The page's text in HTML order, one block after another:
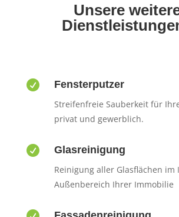
Unsere
 Fensterputzer
Streifenfreie Sauberkeit für
privat und gewerblich.
 Glasreinigung
Reinigung aller Glasflächen im
Außenbereich Ihrer Immobilie